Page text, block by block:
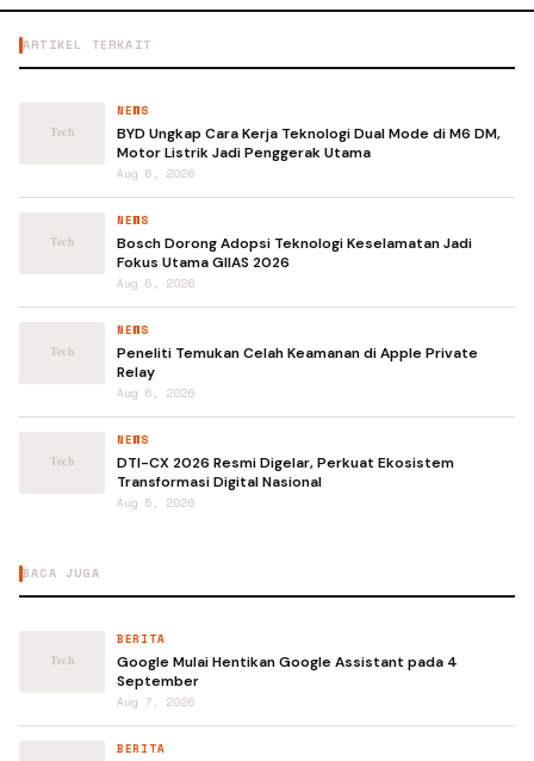
ARTIKEL TERKAIT
NEWS
BYD Ungkap Cara Kerja Teknologi Dual Mode di M6 DM,
Motor Listrik Jadi Penggerak Utama
Aug 6, 2026
NEWS
Bosch Dorong Adopsi Teknologi Keselamatan Jadi
Fokus Utama GIIAS 2026
Aug 6, 2026
NEWS
Peneliti Temukan Celah Keamanan di Apple Private
Relay
Aug 6, 2026
NEWS
DTI-CX 2026 Resmi Digelar, Perkuat Ekosistem
Transformasi Digital Nasional
Aug 5, 2026
BACA JUGA
BERITA
Google Mulai Hentikan Google Assistant pada 4
September
Aug 7, 2026
BERITA